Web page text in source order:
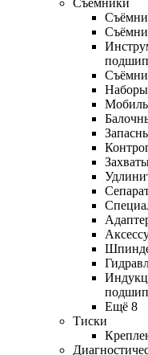
Съемники
Наборы
Ещё 8
Тиски